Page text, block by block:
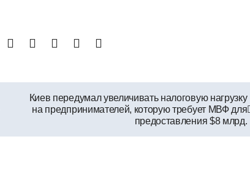
Киев передумал увеличивать налоговую нагрузку
на предпринимателей, которую требует МВФ для
предоставления $8 млрд.